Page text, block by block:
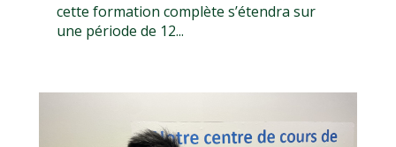
cette formation complète s’étendra sur
une période de 12...